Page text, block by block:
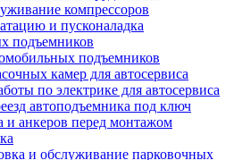
компрессоров
и пусконаладка
подъемников
подъемников
камер для автосервиса
по электрике для автосервиса
автоподъемника под ключ
и анкеров перед монтажом
и обслуживание парковочных